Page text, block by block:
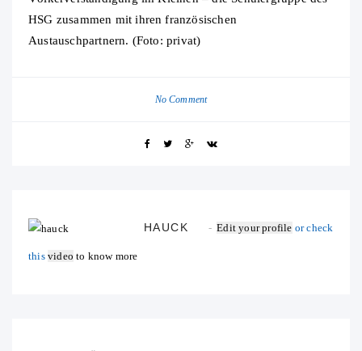
HSG zusammen mit ihren französischen
Austauschpartnern. (Foto: privat)
No Comment
HAUCK Edit your profile or check
this video to know more